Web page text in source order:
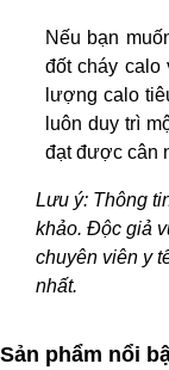
Nếu bạn
đốt cháy calo
lượng calo
luôn duy trì
đạt được cân
Lưu ý: Thông
khảo. Độc giả
chuyên viên y
nhất.
Sản phẩm nổi